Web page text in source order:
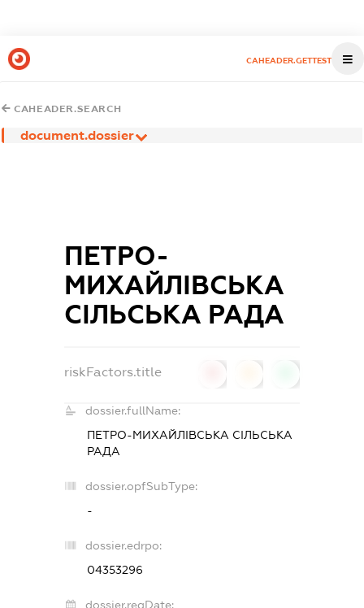
CAHEADER.GETTEST
CAHEADER.SEARCH
document.dossier
ПЕТРО-
МИХАЙЛІВСЬКА
СІЛЬСЬКА РАДА
riskFactors.title
dossier.fullName:
ПЕТРО-МИХАЙЛІВСЬКА СІЛЬСЬКА
РАДА
dossier.opfSubType:
-
dossier.edrpo:
04353296
dossier.regDate: